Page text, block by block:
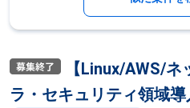
【Linux/AWS/
ラ・セキュリティ領域